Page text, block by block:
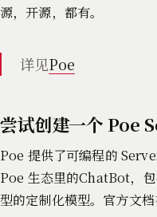
源，开源，都有。
详见Poe
尝试创建一个 Poe
Poe 提供了可编程的
Poe 生态里的ChatBot，
型的定制化模型。官方文